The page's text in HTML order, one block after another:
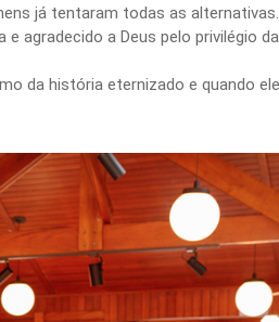
já tentaram todas as
agradecido a Deus pelo privilégio
da história eternizado e quando